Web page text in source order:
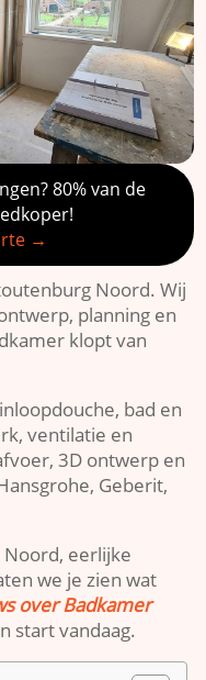
80% van de
→
Noord.​ Wij
planning en
klopt van
bad en
ventilatie en
3D ontwerp en
Geberit,
eerlijke
we je zien wat
over Badkamer
start vandaag.​